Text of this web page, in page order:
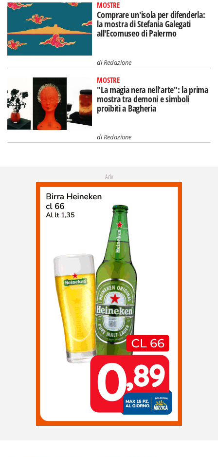
MOSTRE
Comprare un'isola per difenderla:
la mostra di Stefania Galegati
all'Ecomuseo di Palermo
diRedazione
MOSTRE
"La magia nera nell'arte": la prima
mostra tra demoni e simboli
proibiti a Bagheria
diRedazione
Adv